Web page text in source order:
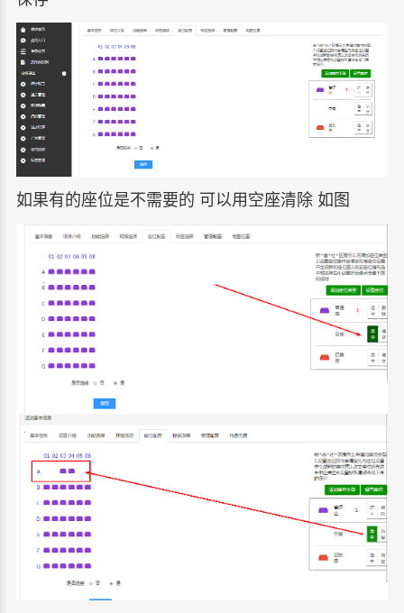
如果有的座位是不需要的 可以用空座清除 如图